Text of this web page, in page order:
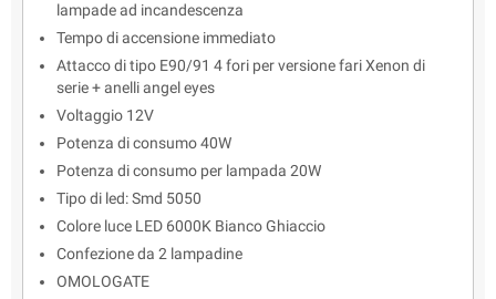
lampade ad incandescenza
Tempo di accensione immediato
Attacco di tipo E90/91 4 fori per versione fari Xenon di
serie + anelli angel eyes
Voltaggio 12V
Potenza di consumo 40W
Potenza di consumo per lampada 20W
Tipo di led: Smd 5050
Colore luce LED 6000K Bianco Ghiaccio
Confezione da 2 lampadine
OMOLOGATE